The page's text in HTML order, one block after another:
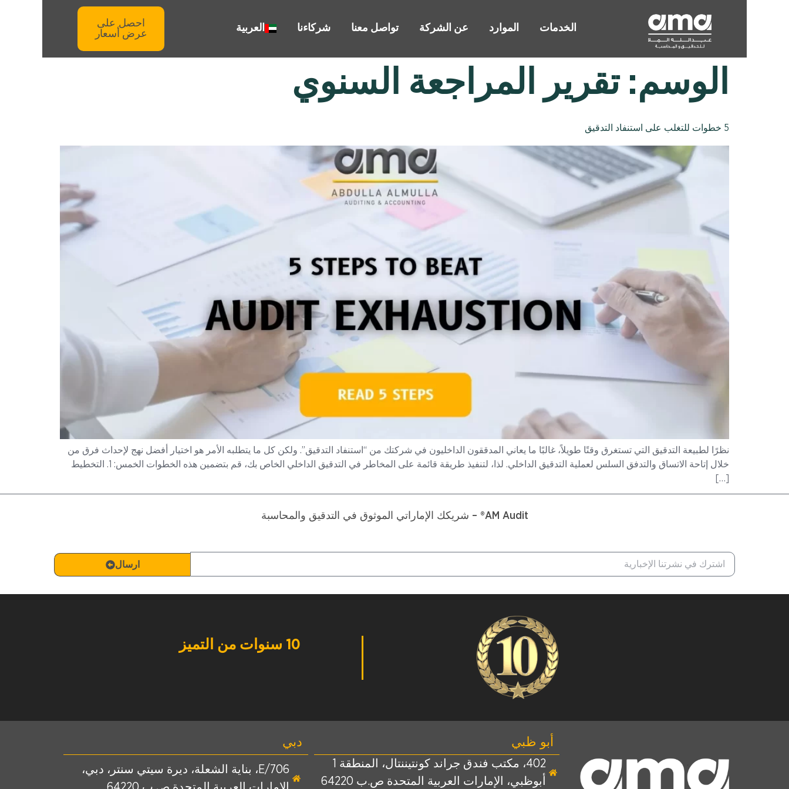
الخدمات الموارد عن الشركة تواصل معنا شركاءنا العربية
احصل على
عرض أسعار
الوسم:تقرير المراجعة السنوي
5 خطوات للتغلب على استنفاد التدقيق
نظرًا لطبيعة التدقيق التي تستغرق وقتًا طويلاً، غالبًا ما يعاني المدققون الداخليون في شركتك من “استنفاد التدقيق”. ولكن كل ما يتطلبه الأمر هو اختيار أفضل نهج لإحداث فرق من
خلال إتاحة الاتساق والتدفق السلس لعملية التدقيق الداخلي. لذا، لتنفيذ طريقة قائمة على المخاطر في التدقيق الداخلي الخاص بك، قم بتضمين هذه الخطوات الخمس: 1. التخطيط
[…]
AM Audit® – شريكك الإماراتي الموثوق في التدقيق والمحاسبة
ارسال
10 سنوات من التميز
أبو ظبي
402، مكتب فندق جراند كونتيننتال، المنطقة 1
أبوظبي، الإمارات العربية المتحدة ص.ب 64220
دبي
E/706، بناية الشعلة، ديرة سيتي سنتر، دبي،